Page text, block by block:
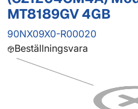
MT8189GV 4GB
90NX09X0-R00020
Beställningsvara